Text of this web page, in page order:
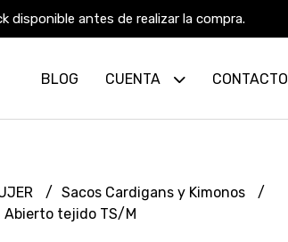
disponible antes de realizar la compra.
BLOG CUENTA CONTACTO
Sacos Cardigans y Kimonos
Abierto tejido TS/M